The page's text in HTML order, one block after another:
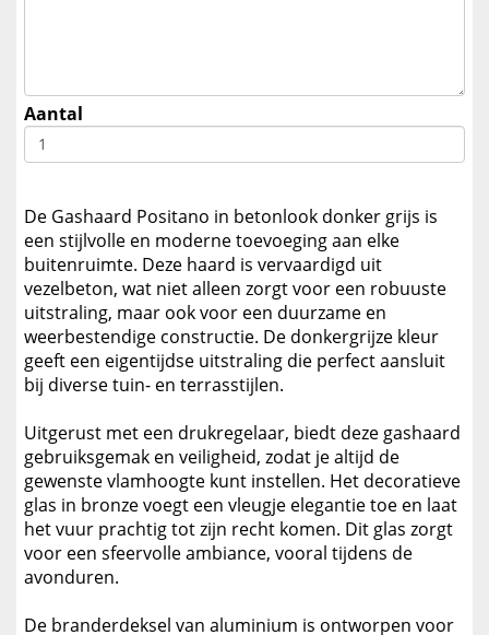
Aantal
De Gashaard Positano in betonlook donker grijs is
een stijlvolle en moderne toevoeging aan elke
buitenruimte. Deze haard is vervaardigd uit
vezelbeton, wat niet alleen zorgt voor een robuuste
uitstraling, maar ook voor een duurzame en
weerbestendige constructie. De donkergrijze kleur
geeft een eigentijdse uitstraling die perfect aansluit
bij diverse tuin- en terrasstijlen.
Uitgerust met een drukregelaar, biedt deze gashaard
gebruiksgemak en veiligheid, zodat je altijd de
gewenste vlamhoogte kunt instellen. Het decoratieve
glas in bronze voegt een vleugje elegantie toe en laat
het vuur prachtig tot zijn recht komen. Dit glas zorgt
voor een sfeervolle ambiance, vooral tijdens de
avonduren.
De branderdeksel van aluminium is ontworpen voor